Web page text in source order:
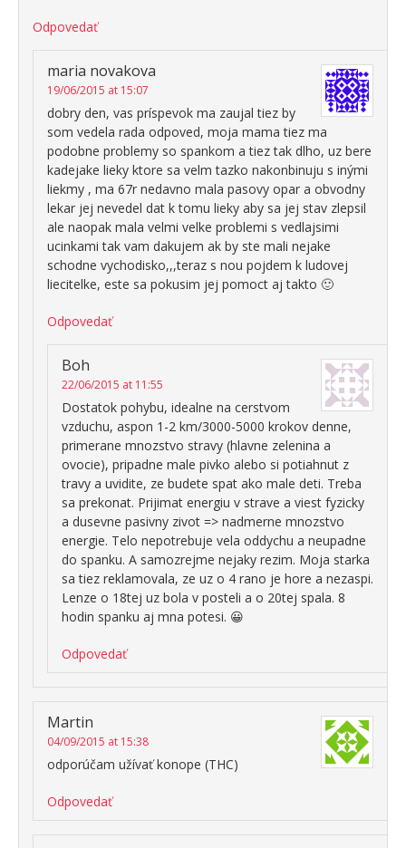
Odpovedať
maria novakova
19/06/2015 at 15:07
dobry den, vas príspevok ma zaujal tiez by
som vedela rada odpoved, moja mama tiez ma
podobne problemy so spankom a tiez tak dlho, uz bere
kadejake lieky ktore sa velm tazko nakonbinuju s inými
liekmy , ma 67r nedavno mala pasovy opar a obvodny
lekar jej nevedel dat k tomu lieky aby sa jej stav zlepsil
ale naopak mala velmi velke problemi s vedlajsimi
ucinkami tak vam dakujem ak by ste mali nejake
schodne vychodisko,,,teraz s nou pojdem k ludovej
liecitelke, este sa pokusim jej pomoct aj takto 🙂
Odpovedať
Boh
22/06/2015 at 11:55
Dostatok pohybu, idealne na cerstvom
vzduchu, aspon 1-2 km/3000-5000 krokov denne,
primerane mnozstvo stravy (hlavne zelenina a
ovocie), pripadne male pivko alebo si potiahnut z
travy a uvidite, ze budete spat ako male deti. Treba
sa prekonat. Prijimat energiu v strave a viest fyzicky
a dusevne pasivny zivot => nadmerne mnozstvo
energie. Telo nepotrebuje vela oddychu a neupadne
do spanku. A samozrejme nejaky rezim. Moja starka
sa tiez reklamovala, ze uz o 4 rano je hore a nezaspi.
Lenze o 18tej uz bola v posteli a o 20tej spala. 8
hodin spanku aj mna potesi. 😀
Odpovedať
Martin
04/09/2015 at 15:38
odporúčam užívať konope (THC)
Odpovedať